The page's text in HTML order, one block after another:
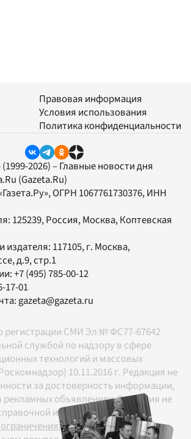
Правовая информация
Условия использования
Политика конфиденциальности
2026) – Главные новости дня
(Gazeta.Ru)
, ОГРН 1067761730376, ИНН
125239, Россия, Москва, Коптевская
издателя: 117105, г. Москва,
д.9, стр.1
+7 (495) 785-00-12
17-01
gazeta@gazeta.ru
регистрации СМИ Эл № ФС77-67642
службой по надзору в сфере
технологий и массовых
10.11.2016 г. Редакция не
за достоверность информации,
объявлениях. Редакция не
информации.